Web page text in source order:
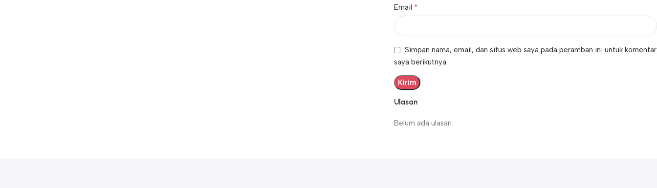
Ulasan
Belum ada ulasan.
Email *
Simpan nama, email, dan situs web saya pada peramban ini untuk komentar
saya berikutnya.